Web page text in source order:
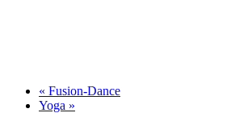
« Fusion-Dance
Yoga »